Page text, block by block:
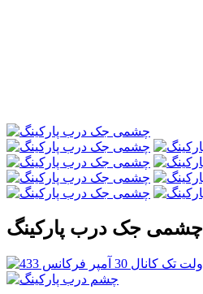
چشمی جک درب پارکینگ